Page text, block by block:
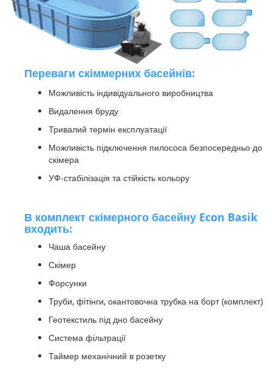
Переваги скіммерних басейнів:
Можливість індивідуального виробництва
Видалення бруду
Тривалий термін експлуатації
Можливість підключення пилососа безпосередньо до
скімера
УФ-стабілізація та стійкість кольору
В комплект скімерного басейну Econ Basik
входить:
Чаша басейну
Скімер
Форсунки
Труби, фітінги, окантовочна трубка на борт (комплект)
Геотекстиль під дно басейну
Система фільтрації
Таймер механічний в розетку